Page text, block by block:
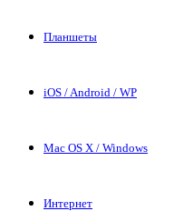
Планшеты
iOS / Android / WP
Mac OS X / Windows
Интернет